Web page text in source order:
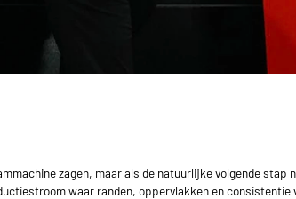
zagen, maar als de natuurlijke volgende stap
waar randen, oppervlakken en consistentie